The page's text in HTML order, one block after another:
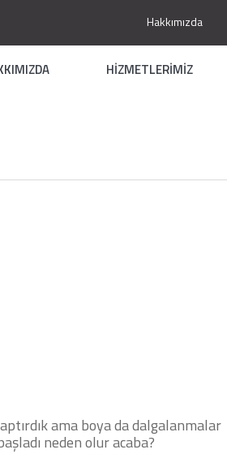
Hakkımızda
HİZMETLERİMİZ
ama boya da dalgalanmalar
neden olur acaba?